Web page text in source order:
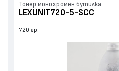
Тонер монохромен бутилка
LEXUNIT720-5-SCC
720 гр.